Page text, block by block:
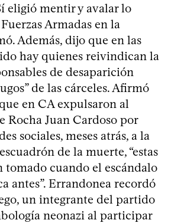
eligió mentir y avalar lo
Armadas en la
Además, dijo que en las
hay quienes reivindican la
de desaparición
de las cárceles. Afirmó
en CA expulsaron al
Rocha Juan Cardoso por
sociales, meses atrás, a la
de la muerte, “estas
tomado cuando el escándalo
antes”. Errandonea recordó
un integrante del partido
neonazi al participar